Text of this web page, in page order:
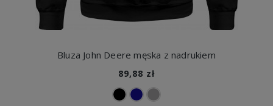
Bluza John Deere męska z nadrukiem
89,88 zł